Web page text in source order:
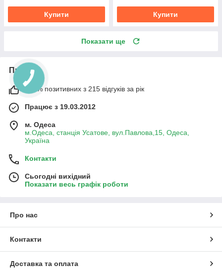
Купити Купити
Показати ще
Про нас
100% позитивних з 215 відгуків за рік
Працює з 19.03.2012
м. Одеса
м.Одеса, станція Усатове, вул.Павлова,15, Одеса,
Україна
Контакти
Сьогодні вихідний
Показати весь графік роботи
Про нас
Контакти
Доставка та оплата